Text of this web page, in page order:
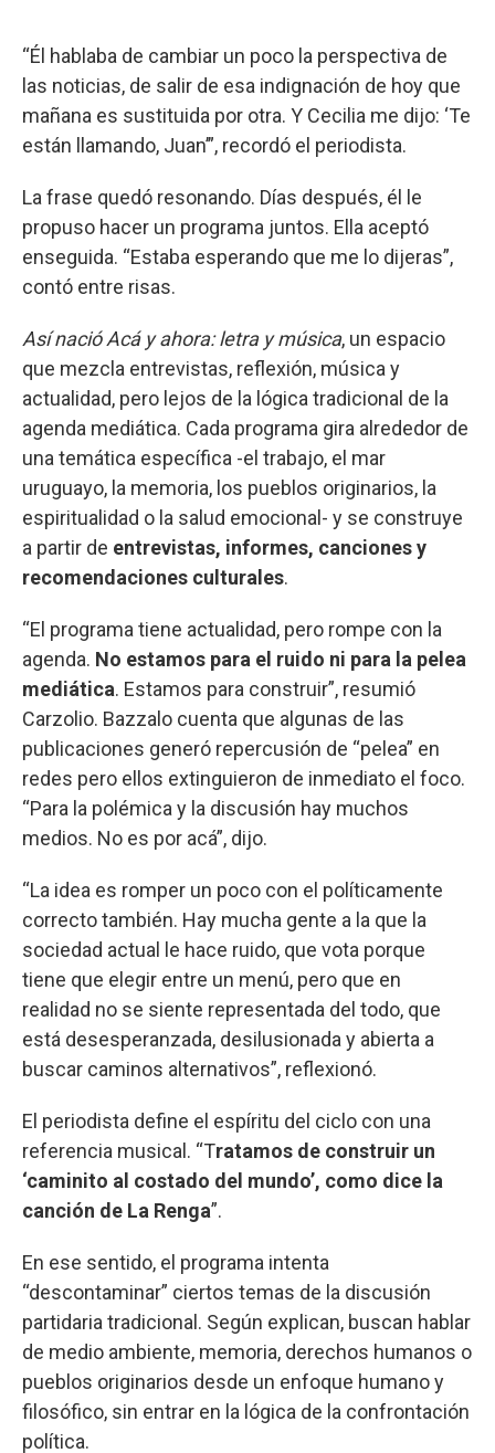
“Él hablaba de cambiar un poco la perspectiva de
las noticias, de salir de esa indignación de hoy que
mañana es sustituida por otra. Y Cecilia me dijo: ‘Te
están llamando, Juan’”, recordó el periodista.
La frase quedó resonando. Días después, él le
propuso hacer un programa juntos. Ella aceptó
enseguida. “Estaba esperando que me lo dijeras”,
contó entre risas.
Así nació Acá y ahora: letra y música, un espacio
que mezcla entrevistas, reflexión, música y
actualidad, pero lejos de la lógica tradicional de la
agenda mediática. Cada programa gira alrededor de
una temática específica -el trabajo, el mar
uruguayo, la memoria, los pueblos originarios, la
espiritualidad o la salud emocional- y se construye
a partir de entrevistas, informes, canciones y
recomendaciones culturales.
“El programa tiene actualidad, pero rompe con la
agenda. No estamos para el ruido ni para la pelea
mediática. Estamos para construir”, resumió
Carzolio. Bazzalo cuenta que algunas de las
publicaciones generó repercusión de “pelea” en
redes pero ellos extinguieron de inmediato el foco.
“Para la polémica y la discusión hay muchos
medios. No es por acá”, dijo.
“La idea es romper un poco con el políticamente
correcto también. Hay mucha gente a la que la
sociedad actual le hace ruido, que vota porque
tiene que elegir entre un menú, pero que en
realidad no se siente representada del todo, que
está desesperanzada, desilusionada y abierta a
buscar caminos alternativos”, reflexionó.
El periodista define el espíritu del ciclo con una
referencia musical. “Tratamos de construir un
‘caminito al costado del mundo’, como dice la
canción de La Renga”.
En ese sentido, el programa intenta
“descontaminar” ciertos temas de la discusión
partidaria tradicional. Según explican, buscan hablar
de medio ambiente, memoria, derechos humanos o
pueblos originarios desde un enfoque humano y
filosófico, sin entrar en la lógica de la confrontación
política.